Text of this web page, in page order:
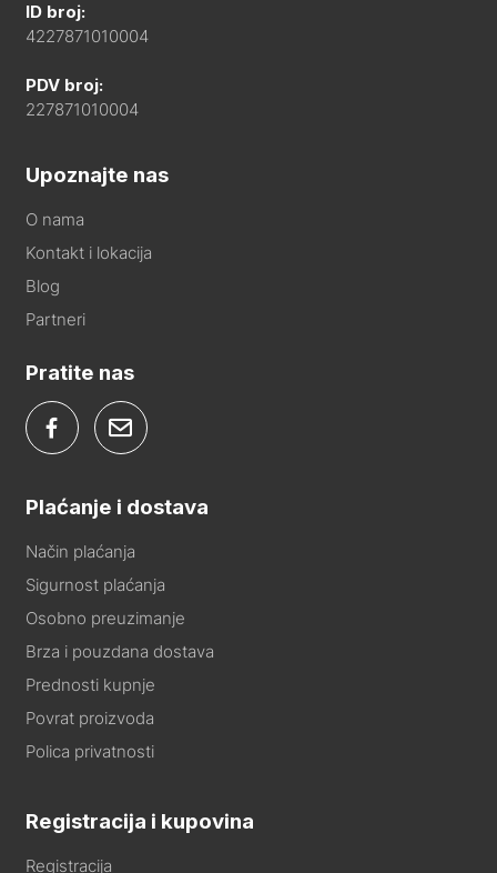
ID broj:
4227871010004
PDV broj:
227871010004
Upoznajte nas
O nama
Kontakt i lokacija
Blog
Partneri
Pratite nas
Plaćanje i dostava
Način plaćanja
Sigurnost plaćanja
Osobno preuzimanje
Brza i pouzdana dostava
Prednosti kupnje
Povrat proizvoda
Polica privatnosti
Registracija i kupovina
Registracija